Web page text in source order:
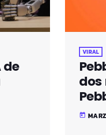
VIRAL
dos
today